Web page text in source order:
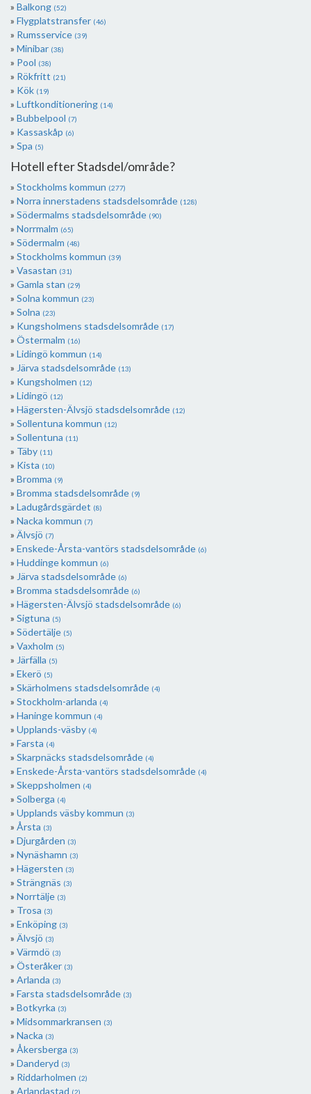
Balkong (52)
Flygplatstransfer (46)
Rumsservice (39)
Minibar (38)
Pool (38)
Rökfritt (21)
Kök (19)
Luftkonditionering (14)
Bubbelpool (7)
Kassaskåp (6)
Spa (5)
Hotell efter Stadsdel/område?
Stockholms kommun (277)
Norra innerstadens stadsdelsområde (128)
Södermalms stadsdelsområde (90)
Norrmalm (65)
Södermalm (48)
Stockholms kommun (39)
Vasastan (31)
Gamla stan (29)
Solna kommun (23)
Solna (23)
Kungsholmens stadsdelsområde (17)
Östermalm (16)
Lidingö kommun (14)
Järva stadsdelsområde (13)
Kungsholmen (12)
Lidingö (12)
Hägersten-Älvsjö stadsdelsområde (12)
Sollentuna kommun (12)
Sollentuna (11)
Täby (11)
Kista (10)
Bromma (9)
Bromma stadsdelsområde (9)
Ladugårdsgärdet (8)
Nacka kommun (7)
Älvsjö (7)
Enskede-Årsta-vantörs stadsdelsområde (6)
Huddinge kommun (6)
Järva stadsdelsområde (6)
Bromma stadsdelsområde (6)
Hägersten-Älvsjö stadsdelsområde (6)
Sigtuna (5)
Södertälje (5)
Vaxholm (5)
Järfälla (5)
Ekerö (5)
Skärholmens stadsdelsområde (4)
Stockholm-arlanda (4)
Haninge kommun (4)
Upplands-väsby (4)
Farsta (4)
Skarpnäcks stadsdelsområde (4)
Enskede-Årsta-vantörs stadsdelsområde (4)
Skeppsholmen (4)
Solberga (4)
Upplands väsby kommun (3)
Årsta (3)
Djurgården (3)
Nynäshamn (3)
Hägersten (3)
Strängnäs (3)
Norrtälje (3)
Trosa (3)
Enköping (3)
Älvsjö (3)
Värmdö (3)
Österåker (3)
Arlanda (3)
Farsta stadsdelsområde (3)
Botkyrka (3)
Midsommarkransen (3)
Nacka (3)
Åkersberga (3)
Danderyd (3)
Riddarholmen (2)
Arlandastad (2)